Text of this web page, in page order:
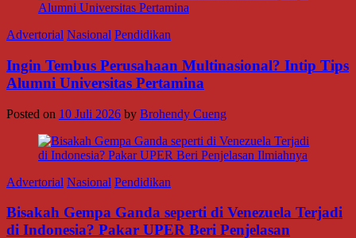
Advertorial Nasional Pendidikan
Ingin Tembus Perusahaan Multinasional? Intip Tips
Alumni Universitas Pertamina
Posted on 10 Juli 2026 by Brohendy Cueng
Advertorial Nasional Pendidikan
Bisakah Gempa Ganda seperti di Venezuela Terjadi
di Indonesia? Pakar UPER Beri Penjelasan